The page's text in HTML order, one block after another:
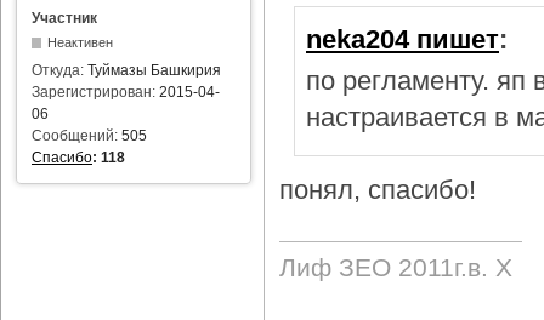
Участник
Неактивен
Откуда: Туймазы Башкирия
Зарегистрирован: 2015-04-
06
Сообщений: 505
Спасибо: 118
neka204 пишет:
по регламенту.
настраивается в
понял, спасибо!
Лиф ЗЕО 2011г.в. Х